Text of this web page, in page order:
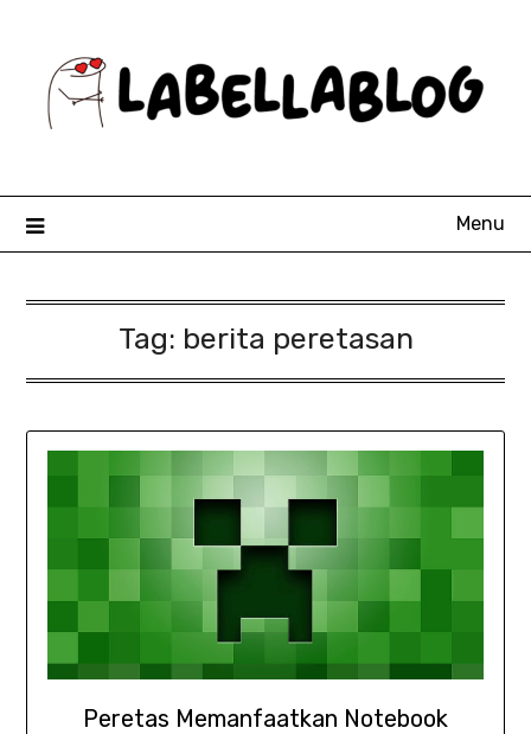
content
Menu
Tag: berita peretasan
Peretas Memanfaatkan Notebook